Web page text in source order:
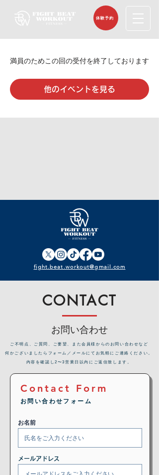
体験予約
満員のためこの回の受付を終了しております
他のイベントを見る
fight.beat.workout@gmail.com
CONTACT
お問い合わせ
​ご不明点、ご質問、ご要望、また会員様からのお問い合わせなど
何かございましたらフォーム／メールにてお気軽にご連絡ください。
内容を確認し2〜3営業日以内にご返信致します。
Contact Form
お問い合わせフォーム
お名前
メールアドレス